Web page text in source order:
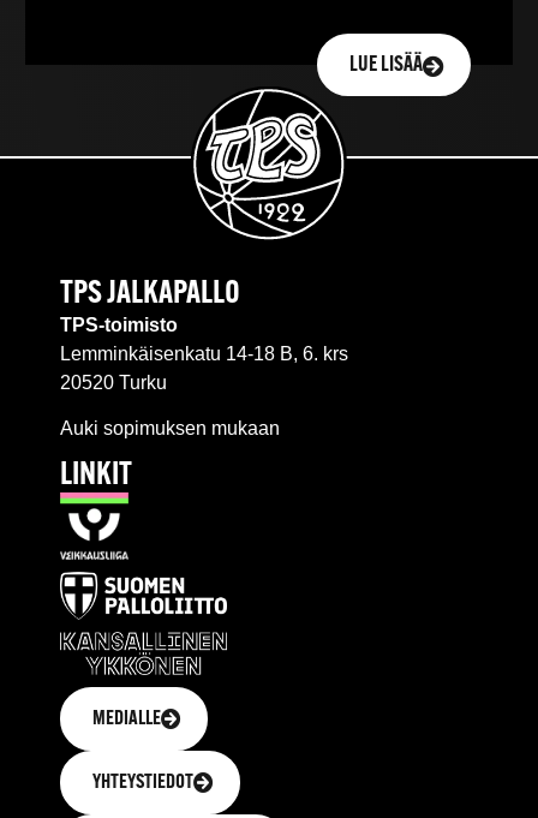
LUE LISÄÄ
TPS JALKAPALLO
TPS-toimisto
Lemminkäisenkatu 14-18 B, 6. krs
20520 Turku
Auki sopimuksen mukaan
LINKIT
MEDIALLE
YHTEYSTIEDOT